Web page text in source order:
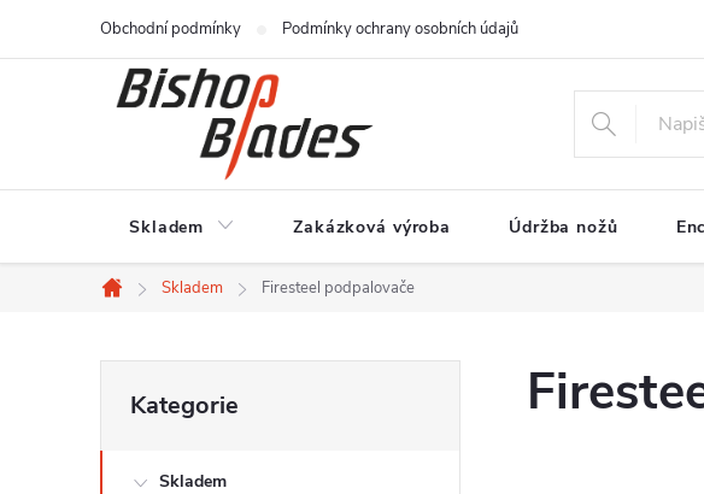
Obchodní podmínky Podmínky ochrany osobních údajů
Skladem Zakázková výroba Údržba nožů
Domů
Skladem Firesteel podpalovače
o
kategorie
Kategorie
Skladem